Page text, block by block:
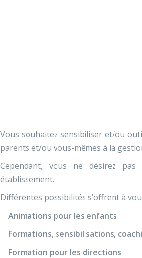
Vous souhaitez sensibiliser et/ou
parents et/ou vous-mêmes à la
Cependant, vous ne désirez
établissement.
Différentes possibilités s’offrent à
Animations pour les enfants
Formations, sensibilisations,
Formation pour les directions